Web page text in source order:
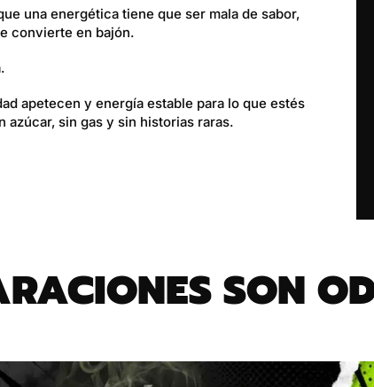
una energética tiene que ser mala de sabor,
convierte en bajón.
apetecen y energía estable para lo que estés
azúcar, sin gas y sin historias raras.
SON